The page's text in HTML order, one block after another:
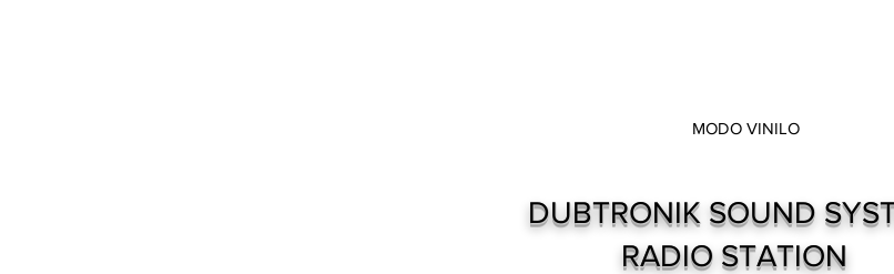
MODO VINILO
DUBTRONIK SOUND
RADIO STATION